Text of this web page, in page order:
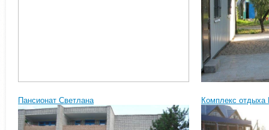
Пансионат Светлана Комплекс отдыха